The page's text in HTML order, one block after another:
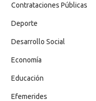
Contrataciones Públicas
Deporte
Desarrollo Social
Economía
Educación
Efemerides